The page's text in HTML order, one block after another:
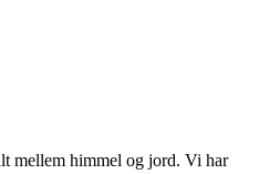
mellem himmel og jord. Vi har